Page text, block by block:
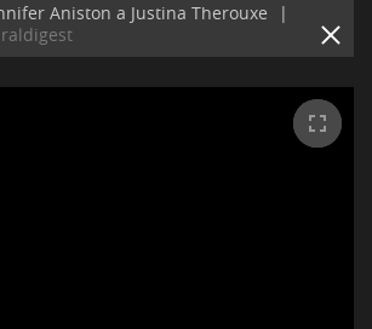
Aniston a Justina Therouxe
|